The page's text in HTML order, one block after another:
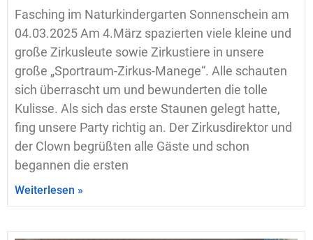
Fasching im Naturkindergarten Sonnenschein am
04.03.2025 Am 4.März spazierten viele kleine und
große Zirkusleute sowie Zirkustiere in unsere
große „Sportraum-Zirkus-Manege“. Alle schauten
sich überrascht um und bewunderten die tolle
Kulisse. Als sich das erste Staunen gelegt hatte,
fing unsere Party richtig an. Der Zirkusdirektor und
der Clown begrüßten alle Gäste und schon
begannen die ersten
Weiterlesen »